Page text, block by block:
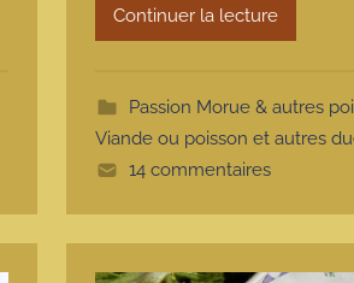
m
o
t
e
Continuer la lecture
Passion Morue & autres
Viande ou poisson et autres
14 commentaires